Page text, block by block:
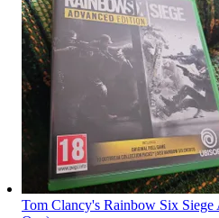
Tom Clancy's Rainbow Six